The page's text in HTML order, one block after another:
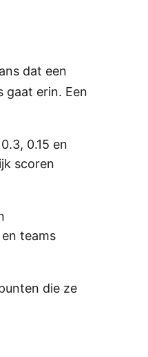
dat een
gaat erin. Een
0.15 en
scoren
teams
die ze